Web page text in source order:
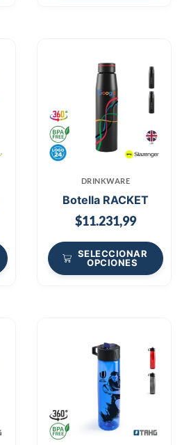
DRINKWARE
Botella RACKET
$11.231,99
SELECCIONAR
OPCIONES